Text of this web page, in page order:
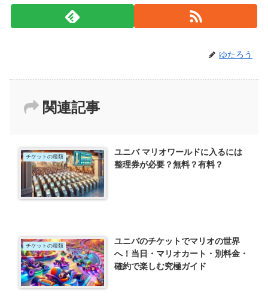
ゆたろう
関連記事
チケットの種類
ユニバ マリオワールドに入るには
整理券が必要？無料？有料？
チケットの種類
ユニバのチケットでマリオの世界
へ！当日・マリオカート・別料金・
確約で楽しむ究極ガイド